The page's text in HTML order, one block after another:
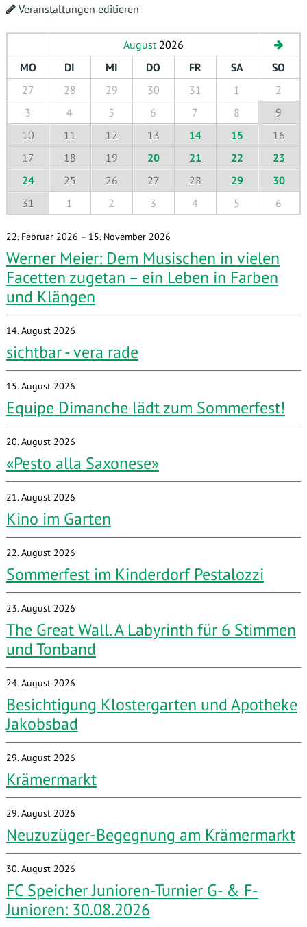
Veranstaltungen editieren
August2026
MO
DI MI DO FR SA
SO
27
28 29 30 31 1
2
3
4 5 6 7 8
9
10
11 12 13 14 15
16
17
18 19 20 21 22
23
24
25 26 27 28 29
30
31
1 2 3 4 5 6
22. Februar 2026 – 15. November 2026
Werner Meier: Dem Musischen in vielen
Facetten zugetan – ein Leben in Farben
und Klängen
14. August 2026
sichtbar - vera rade
15. August 2026
Equipe Dimanche lädt zum Sommerfest!
20. August 2026
«Pesto alla Saxonese»
21. August 2026
Kino im Garten
22. August 2026
Sommerfest im Kinderdorf Pestalozzi
23. August 2026
The Great Wall. A Labyrinth für 6 Stimmen
und Tonband
24. August 2026
Besichtigung Klostergarten und Apotheke
Jakobsbad
29. August 2026
Krämermarkt
29. August 2026
Neuzuzüger-Begegnung am Krämermarkt
30. August 2026
FC Speicher Junioren-Turnier G- & F-
Junioren: 30.08.2026